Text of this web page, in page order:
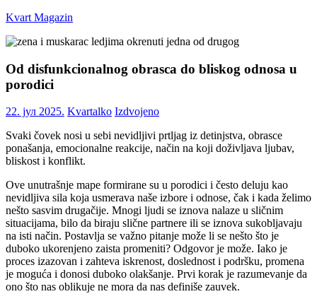
Skip
content
Kvart Magazin
click
vas!
Od disfunkcionalnog obrasca do bliskog odnosa u
porodici
22. јул 2025. Kvartalko Izdvojeno
Svaki čovek nosi u sebi nevidljivi prtljag iz detinjstva, obrasce
ponašanja, emocionalne reakcije, način na koji doživljava ljubav,
bliskost i konflikt.
Ove unutrašnje mape formirane su u porodici i često deluju kao
nevidljiva sila koja usmerava naše izbore i odnose, čak i kada želimo
nešto sasvim drugačije. Mnogi ljudi se iznova nalaze u sličnim
situacijama, bilo da biraju slične partnere ili se iznova sukobljavaju
na isti način. Postavlja se važno pitanje može li se nešto što je
duboko ukorenjeno zaista promeniti? Odgovor je može. Iako je
proces izazovan i zahteva iskrenost, doslednost i podršku, promena
je moguća i donosi duboko olakšanje. Prvi korak je razumevanje da
ono što nas oblikuje ne mora da nas definiše zauvek.